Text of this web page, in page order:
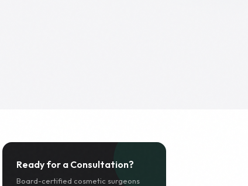
Ready for a Consultation?
Board-certified cosmetic surgeons